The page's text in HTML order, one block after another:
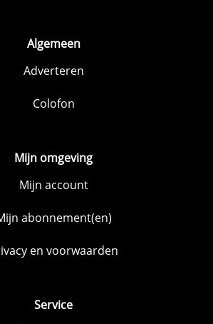
Algemeen
Adverteren
Colofon
Mijn omgeving
Mijn account
abonnement(en)
en voorwaarden
Service